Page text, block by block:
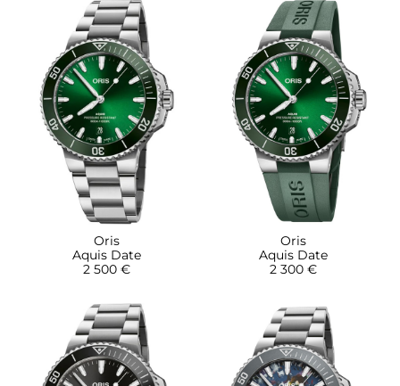
Oris
Aquis Date
2 500 €
Oris
Aquis Date
2 300 €